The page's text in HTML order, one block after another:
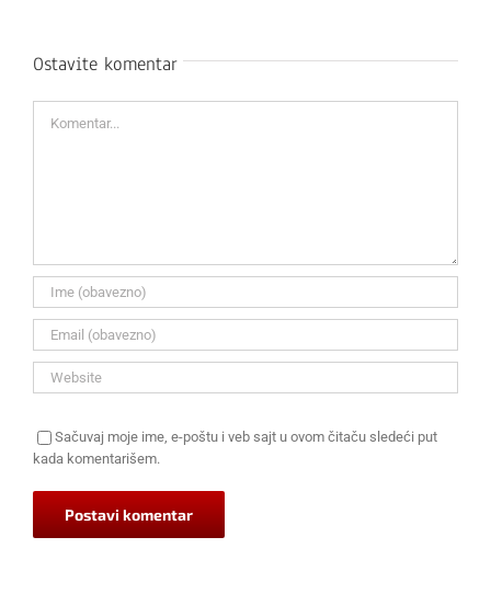
Ostavite komentar
Sačuvaj moje ime, e-poštu i veb sajt u ovom čitaču sledeći put
kada komentarišem.